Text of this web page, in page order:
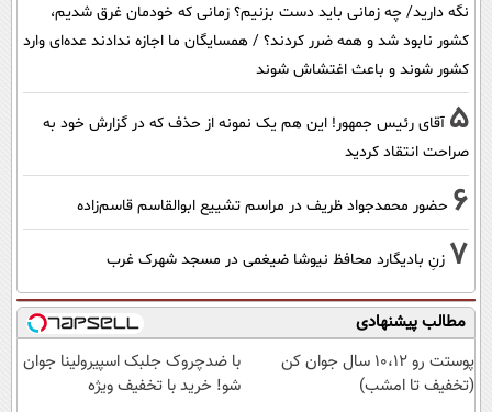
نگه دارید/ چه زمانی باید دست بزنیم؟ زمانی که خودمان غرق شدیم،
کشور نابود شد و همه ضرر کردند؟ / همسایگان ما اجازه ندادند عده‌ای وارد
کشور شوند و باعث اغتشاش شوند
5 آقای رئیس جمهور! این هم یک نمونه از حذف که در گزارش خود به
صراحت انتقاد کردید
6 حضور محمدجواد ظریف در مراسم تشییع ابوالقاسم قاسم‌زاده
7 زنِ بادیگارد محافظ نیوشا ضیغمی در مسجد شهرک غرب
مطالب پیشنهادی
پوستت رو 10،12 سال جوان کن
(تخفیف تا امشب)
با ضدچروک جلبک اسپیرولینا جوان
شو! خرید با تخفیف ویژه